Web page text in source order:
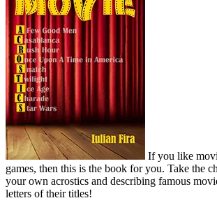
If you like
games, then this is the book for you. Take the
your own acrostics and describing famous
letters of their titles!